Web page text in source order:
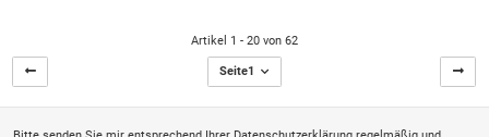
Artikel 1 - 20 von 62
Seite1